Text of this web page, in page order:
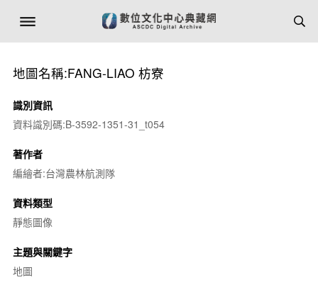
地圖名稱:FANG-LIAO 枋寮
識別資訊
資料識別碼:B-3592-1351-31_t054
著作者
編繪者:台灣農林航測隊
資料類型
靜態圖像
主題與關鍵字
地圖